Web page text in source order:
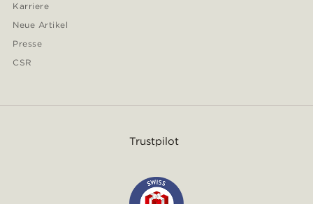
Karriere
Neue Artikel
Presse
CSR
Trustpilot